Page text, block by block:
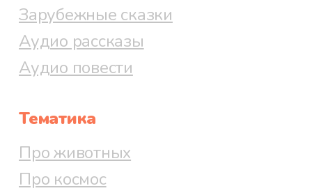
Зарубежные сказки
Аудио рассказы
Аудио повести
Тематика
Про животных
Про космос